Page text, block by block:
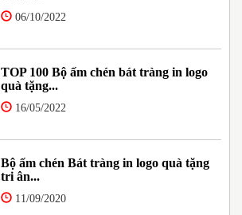
06/10/2022
TOP 100 Bộ ấm chén bát tràng in logo
quà tặng...
16/05/2022
Bộ ấm chén Bát tràng in logo quà tặng
tri ân...
11/09/2020